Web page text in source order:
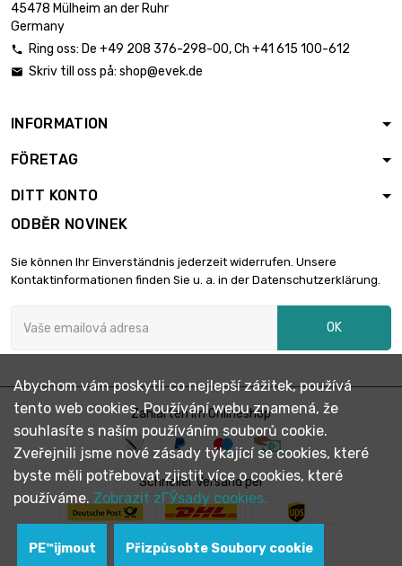
45478 Mülheim an der Ruhr
Germany
 Ring oss: De +49 208 376-298-00, Ch +41 615 100-612
 Skriv till oss på: shop@evek.de
INFORMATION
FÖRETAG
DITT KONTO
ODBĚR NOVINEK
Sie können Ihr Einverständnis jederzeit widerrufen. Unsere
Kontaktinformationen finden Sie u. a. in der Datenschutzerklärung.
OK
Zahlarten im Onlineshop
Schneller Versand per
Abychom vám poskytli co nejlepší zážitek, používá
tento web cookies. Používání webu znamená, že
souhlasíte s naším používáním souborů cookie.
Zveřejnili jsme nové zásady týkající se cookies, které
byste měli potřebovat zjistit více o cookies, které
používáme. Zobrazit zГЎsady cookies.
PЕ™ijmout Přizpůsobte Soubory cookie